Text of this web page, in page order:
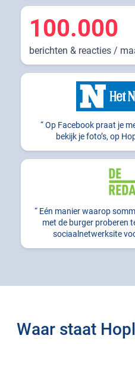
100.000
berichten & reacties /
Op Facebook praat je
bekijk je foto’s, op
Eén manier waarop
met de burger proberen
sociaalnetwerksite
Waar staat